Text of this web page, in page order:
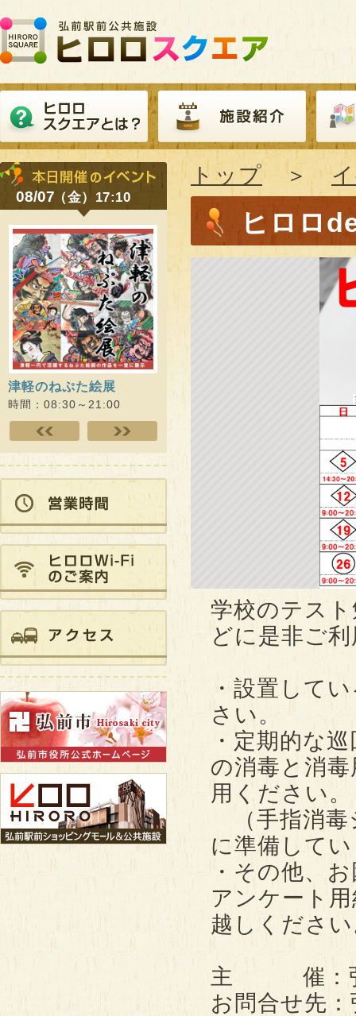
トップ＞
ヒロロ
学校のテス
どに是非ご
・設置して
さい。
・定期的な
の消毒と消
用ください。
（手指消毒
に準備して
・その他、
アンケート
越しくださ
主 催：弘
お問合せ先
08/07（金）17:10
津軽のねぷた絵展
時間：08:30～21:00
スア